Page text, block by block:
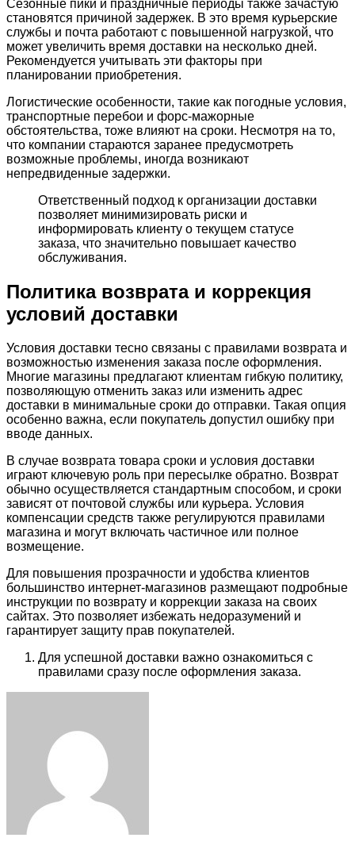
Сезонные пики и праздничные периоды также зачастую
становятся причиной задержек. В это время курьерские
службы и почта работают с повышенной нагрузкой, что
может увеличить время доставки на несколько дней.
Рекомендуется учитывать эти факторы при
планировании приобретения.
Логистические особенности, такие как погодные условия,
транспортные перебои и форс-мажорные
обстоятельства, тоже влияют на сроки. Несмотря на то,
что компании стараются заранее предусмотреть
возможные проблемы, иногда возникают
непредвиденные задержки.
Ответственный подход к организации доставки
позволяет минимизировать риски и
информировать клиенту о текущем статусе
заказа, что значительно повышает качество
обслуживания.
Политика возврата и коррекция
условий доставки
Условия доставки тесно связаны с правилами возврата и
возможностью изменения заказа после оформления.
Многие магазины предлагают клиентам гибкую политику,
позволяющую отменить заказ или изменить адрес
доставки в минимальные сроки до отправки. Такая опция
особенно важна, если покупатель допустил ошибку при
вводе данных.
В случае возврата товара сроки и условия доставки
играют ключевую роль при пересылке обратно. Возврат
обычно осуществляется стандартным способом, и сроки
зависят от почтовой службы или курьера. Условия
компенсации средств также регулируются правилами
магазина и могут включать частичное или полное
возмещение.
Для повышения прозрачности и удобства клиентов
большинство интернет-магазинов размещают подробные
инструкции по возврату и коррекции заказа на своих
сайтах. Это позволяет избежать недоразумений и
гарантирует защиту прав покупателей.
Для успешной доставки важно ознакомиться с
правилами сразу после оформления заказа.